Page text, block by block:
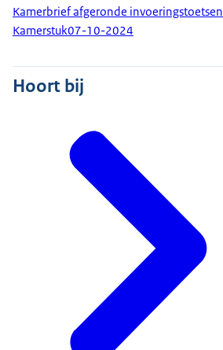
Kamerbrief afgeronde invoeringstoetsen
Kamerstuk07-10-2024
Hoort bij